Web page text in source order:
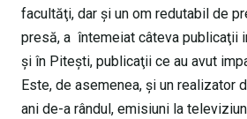
facultăţi, dar şi un om redutabil de
presă, a întemeiat câteva publicaţii
şi în Piteşti, publicaţii ce au avut
Este, de asemenea, şi un realizator
ani de-a rândul, emisiuni la